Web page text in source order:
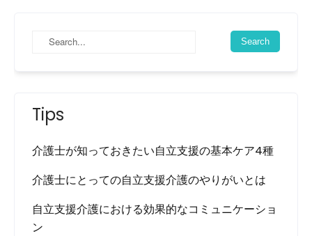
Tips
介護士が知っておきたい自立支援の基本ケア4種
介護士にとっての自立支援介護のやりがいとは
自立支援介護における効果的なコミュニケーショ
ン